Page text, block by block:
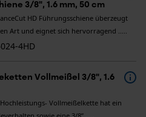
3/8", 1.6 mm, 50 cm
HD Führungsschiene überzeugt
Art und eignet sich hervorragend .....
4HD
Vollmeißel 3/8", 1.6
Vollmeißelkette hat ein